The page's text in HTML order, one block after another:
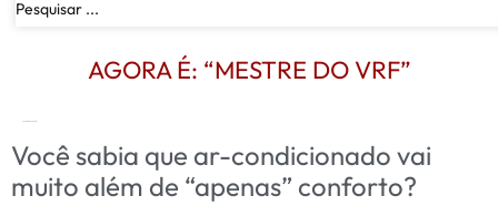
AGORA É: “MESTRE DO VRF”
Você sabia que ar-condicionado vai
muito além de “apenas” conforto?